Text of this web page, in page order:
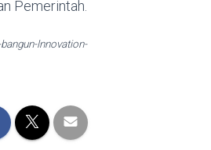
Pemerintah.
lnnovation-